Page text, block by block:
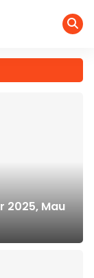
2025, Mau